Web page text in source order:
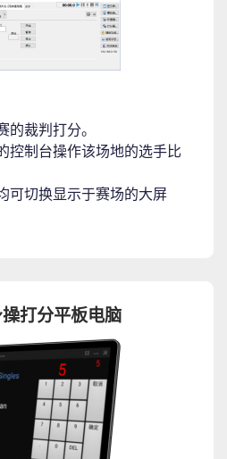
的裁判打分。
控制台操作该场地的选手比
可切换显示于赛场的大屏
操打分平板电脑